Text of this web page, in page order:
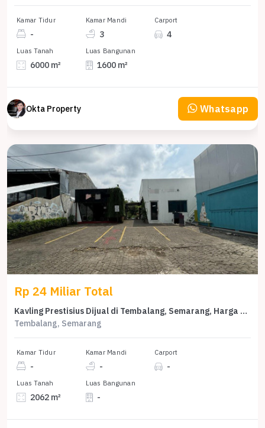
Kamar Tidur
-
Kamar Mandi
3
Carport
4
Luas Tanah
6000 m²
Luas Bangunan
1600 m²
Okta Property Whatsapp
Rp 24 Miliar Total
Kavling Prestisius Dijual di Tembalang, Semarang, Harga 24 Miliar
Tembalang, Semarang
Kamar Tidur
-
Kamar Mandi
-
Carport
-
Luas Tanah
2062 m²
Luas Bangunan
-